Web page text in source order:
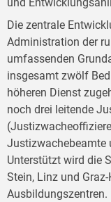
und
Die zentrale
Administration der
umfassenden
insgesamt zwölf
höheren Dienst
noch drei leitende
Justizwachebeamte
Unterstützt wird die
Stein, Linz und
Ausbildungszentren.